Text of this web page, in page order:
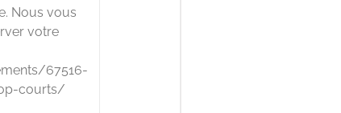
Nous vous
votre
67516-
courts/